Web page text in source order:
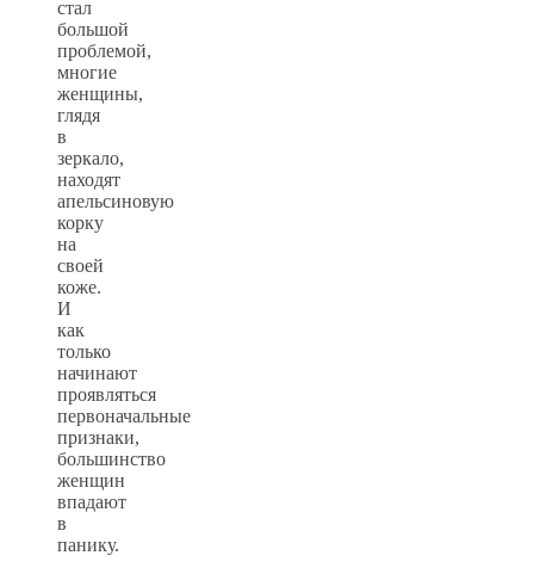
стал
большой
проблемой,
многие
женщины,
глядя
в
зеркало,
находят
апельсиновую
корку
на
своей
коже.
И
как
только
начинают
проявляться
первоначальные
признаки,
большинство
женщин
впадают
в
панику.